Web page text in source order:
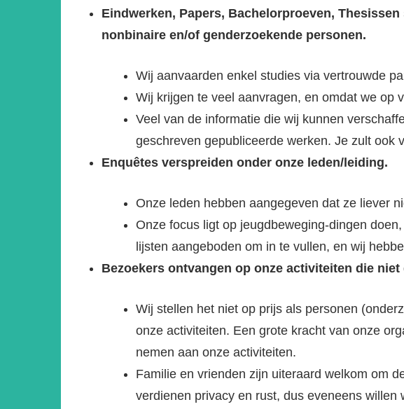
Eindwerken, Papers, Bachelorproeven,
nonbinaire en/of genderzoekende personen.
Wij aanvaarden enkel studies via vertrouwde
Wij krijgen te veel aanvragen, en omdat we op
Veel van de informatie die wij kunnen
geschreven gepubliceerde werken. Je zult ook
Enquêtes verspreiden onder onze leden/leiding.
Onze leden hebben aangegeven dat ze liever
Onze focus ligt op jeugdbeweging-dingen
lijsten aangeboden om in te vullen, en wij
Bezoekers ontvangen op onze activiteiten die niet
Wij stellen het niet op prijs als personen
onze activiteiten. Een grote kracht van onze
nemen aan onze activiteiten.
Familie en vrienden zijn uiteraard welkom om
verdienen privacy en rust, dus eveneens